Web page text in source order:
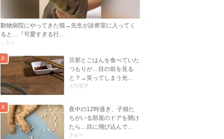
動物病院にやってきた猫→先生が診察室に入ってく
ると…『可愛すぎる行…
しおり
2
旦那とごはんを食べていた
つもりが…目の前を見る
と？→笑ってしまう光…
大竹晋平
3
夜中の12時過ぎ、子猫た
ちがいる部屋のドアを開け
たら…目に飛び込んで…
さおり